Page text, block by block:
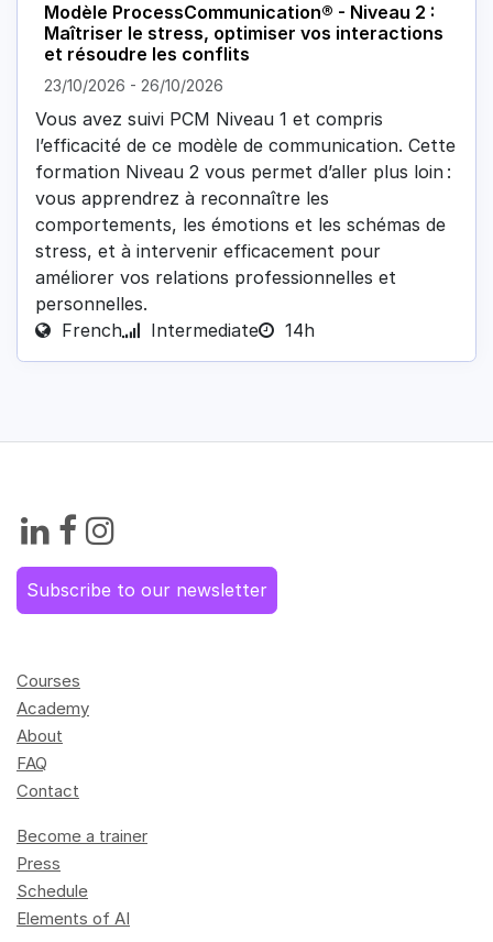
Modèle ProcessCommunication® - Niveau 2 :
Maîtriser le stress, optimiser vos interactions
et résoudre les conflits
23/10/2026 - 26/10/2026
Vous avez suivi PCM Niveau 1 et compris
l’efficacité de ce modèle de communication. Cette
formation Niveau 2 vous permet d’aller plus loin :
vous apprendrez à reconnaître les
comportements, les émotions et les schémas de
stress, et à intervenir efficacement pour
améliorer vos relations professionnelles et
personnelles.
French
Intermediate 14h
Subscribe to our newsletter
Courses
Academy
About
FAQ
Contact
Become a trainer
Press
Schedule
Elements of AI